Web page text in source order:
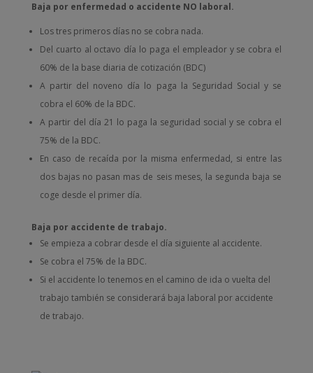
Baja por enfermedad o accidente NO laboral.
Los tres primeros días no se cobra nada.
Del cuarto al octavo día lo paga el empleador y se cobra el
60% de la base diaria de cotización (BDC)
A partir del noveno día lo paga la Seguridad Social y se
cobra el 60% de la BDC.
A partir del día 21 lo paga la seguridad social y se cobra el
75% de la BDC.
En caso de recaída por la misma enfermedad, si entre las
dos bajas no pasan mas de seis meses, la segunda baja se
coge desde el primer día.
Baja por accidente de trabajo.
Se empieza a cobrar desde el día siguiente al accidente.
Se cobra el 75% de la BDC.
Si el accidente lo tenemos en el camino de ida o vuelta del
trabajo también se considerará baja laboral por accidente
de trabajo.